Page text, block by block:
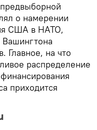
о намерении
США в НАТО,
Вашингтона
Главное, на что
распределение
приходится